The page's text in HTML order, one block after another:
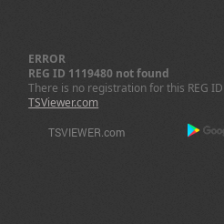
ERROR
REG ID 1119480 not found
There is no registration for this REG
TSViewer.com